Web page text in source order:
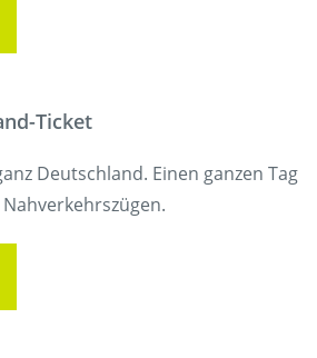
Ticket
Deutschland. Einen ganzen Tag